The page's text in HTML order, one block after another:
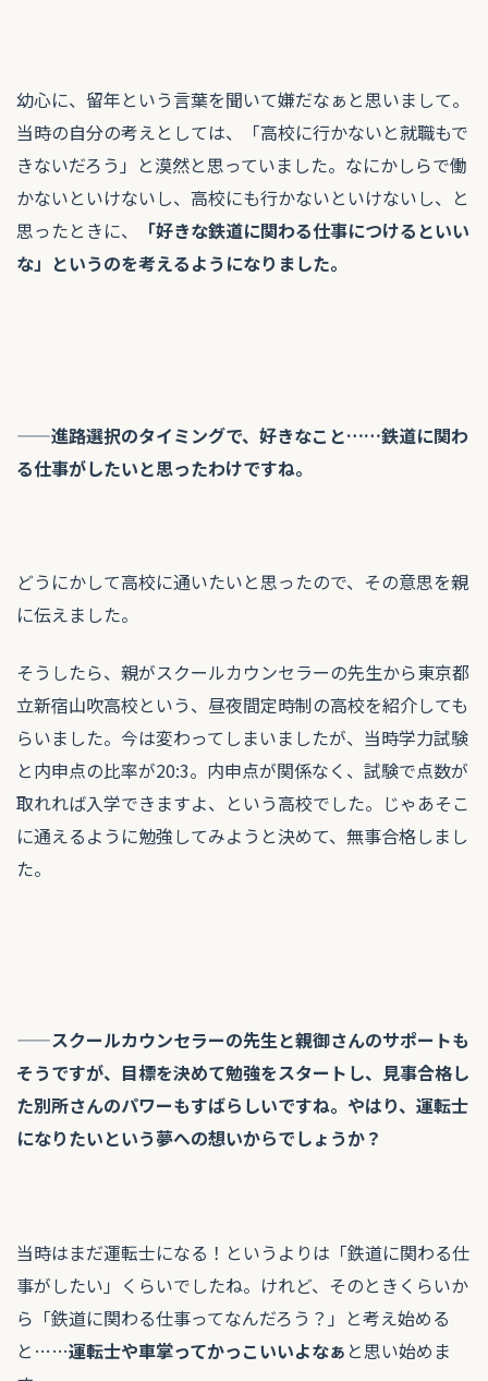
幼心に、留年という言葉を聞いて嫌だなぁと思いまして。
当時の自分の考えとしては、「高校に行かないと就職もで
きないだろう」と漠然と思っていました。なにかしらで働
かないといけないし、高校にも行かないといけないし、と
思ったときに、
「好きな鉄道に関わる仕事につけるといい
な」というのを考えるようになりました。
——進路選択のタイミングで、好きなこと……鉄道に関わ
る仕事がしたいと思ったわけですね。
どうにかして高校に通いたいと思ったので、その意思を親
に伝えました。
そうしたら、親がスクールカウンセラーの先生から東京都
立新宿山吹高校という、昼夜間定時制の高校を紹介しても
らいました。今は変わってしまいましたが、当時学力試験
と内申点の比率が20:3。内申点が関係なく、試験で点数が
取れれば入学できますよ、という高校でした。じゃあそこ
に通えるように勉強してみようと決めて、無事合格しまし
た。
——スクールカウンセラーの先生と親御さんのサポートも
そうですが、目標を決めて勉強をスタートし、見事合格し
た別所さんのパワーもすばらしいですね。やはり、運転士
になりたいという夢への想いからでしょうか？
当時はまだ運転士になる！というよりは「鉄道に関わる仕
事がしたい」くらいでしたね。けれど、そのときくらいか
ら「鉄道に関わる仕事ってなんだろう？」と考え始める
と……運転士や車掌ってかっこいいよなぁ と思い始めま